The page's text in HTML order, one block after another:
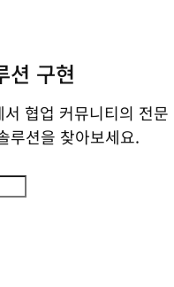
션 구현
협업 커뮤니티의 전문
루션을 찾아보세요.